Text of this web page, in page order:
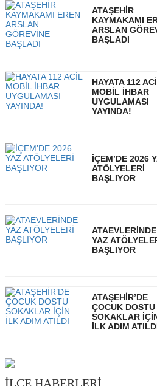
ATAŞEHİR
KAYMAKAMI
ARSLAN
BAŞLADI
HAYATA 112
MOBİL İHBAR
UYGULAMASI
YAYINDA!
İÇEM’DE 2026
ATÖLYELERİ
BAŞLIYOR
ATAEVLERİNDE
YAZ
BAŞLIYOR
ATAŞEHİR’DE
ÇOCUK DOSTU
SOKAKLAR
İLK ADIM
İLÇE HABERLERİ